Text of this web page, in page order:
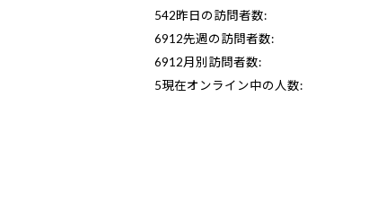
542昨日の訪問者数:
6912先週の訪問者数:
6912月別訪問者数:
5現在オンライン中の人数: